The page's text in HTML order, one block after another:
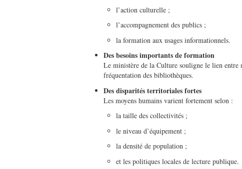
l’action culturelle ;
l’accompagnement des publics ;
la formation aux usages informationnels.
Des besoins importants de formation
Le ministère de la Culture souligne le lien entre
fréquentation des bibliothèques.
Des disparités territoriales fortes
Les moyens humains varient fortement selon :
la taille des collectivités ;
le niveau d’équipement ;
la densité de population ;
et les politiques locales de lecture publique.